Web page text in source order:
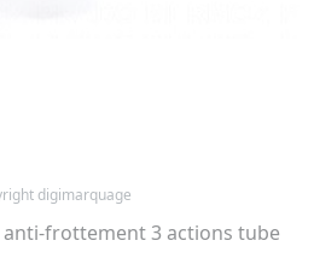
digimarquage
anti-frottement 3 actions tube